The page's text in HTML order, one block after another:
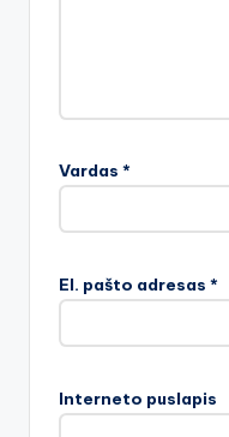
Vardas *
El. pašto adresas *
Interneto puslapis